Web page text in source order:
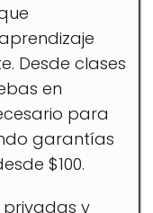
Desde clases
en
para
garantías
$100.
privadas y